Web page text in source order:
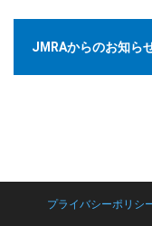
JMRAからのお知ら
プライバシーポリシ